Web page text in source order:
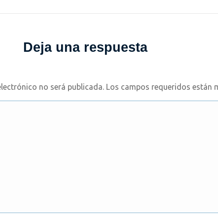
Deja una respuesta
no será publicada. Los campos requeridos están